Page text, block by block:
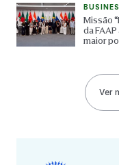
Missão
da
maior
Ver